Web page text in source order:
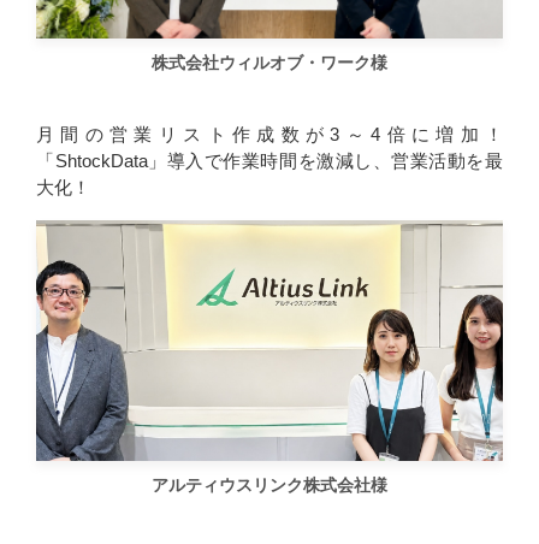
株式会社ウィルオブ・ワーク様
月間の営業リスト作成数が3～4倍に増加！
「ShtockData」導入で作業時間を激減し、営業活動を最
大化！
アルティウスリンク株式会社様